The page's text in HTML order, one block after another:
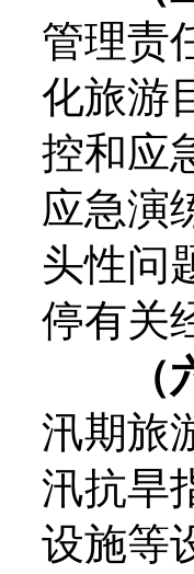
管理责
化旅游
控和应
应急演
头性问
停有关
汛期旅
汛抗旱
设施等